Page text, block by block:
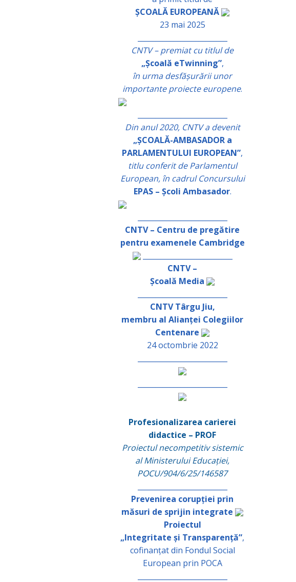
ȘCOALĂ EUROPEANĂ
23 mai 2025
CNTV – premiat cu titlul de
„Școală eTwinning”,
în urma desfășurării unor
importante proiecte europene.
Din anul 2020, CNTV a devenit
„ȘCOALĂ-AMBASADOR a
PARLAMENTULUI EUROPEAN”,
titlu conferit de Parlamentul
European, în cadrul Concursului
EPAS – Școli Ambasador.
CNTV – Centru de pregătire
pentru examenele Cambridge
_________________________
CNTV –
Școală Media
CNTV Târgu Jiu,
membru al Alianței Colegiilor
Centenare
24 octombrie 2022
Profesionalizarea carierei
didactice – PROF
Proiectul necompetitiv sistemic
al Ministerului Educației,
POCU/904/6/25/146587
Prevenirea corupției prin
măsuri de sprijin integrate
Proiectul
„Integritate și Transparență”,
cofinanțat din Fondul Social
European prin POCA